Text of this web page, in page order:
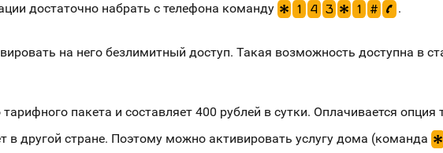
достаточно набрать с телефона команду
* 1 4 3 * 1 # p .
на него безлимитный доступ. Такая возможность доступна в
пакета и составляет 400 рублей в сутки. Оплачивается
в другой стране. Поэтому можно активировать услугу дома (команда
*